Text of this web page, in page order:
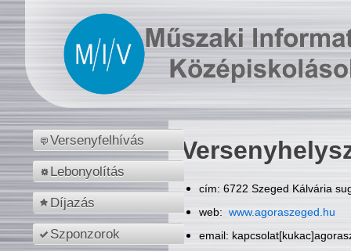
Versenyfelhívás
Lebonyolítás
Díjazás
Szponzorok
cím: 6722 Szeged Kálvária
web: www.agoraszeged.hu
email: